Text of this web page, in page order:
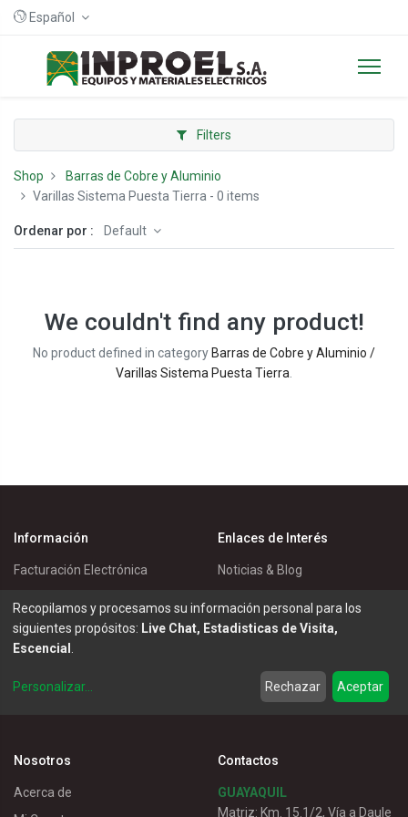
Español
Filters
Shop
Barras de Cobre y Aluminio
Varillas Sistema Puesta Tierra - 0 items
Ordenar por : Default
We couldn't find any product!
No product defined in category Barras de Cobre y Aluminio /
Varillas Sistema Puesta Tierra.
Información
Facturación Electrónica
Política de Privacidad
Política de Entrega
Términos de Uso
Enlaces de Interés
Noticias & Blog
Master Eléctricos
Soluciones
Nosotros
Acerca de
Contactos
GUAYAQUIL
Matriz: Km. 15.1/2, Vía a Daule
Recopilamos y procesamos su información personal para los
siguientes propósitos: Live Chat, Estadisticas de Visita,
Escencial .
Personalizar... Rechazar Aceptar